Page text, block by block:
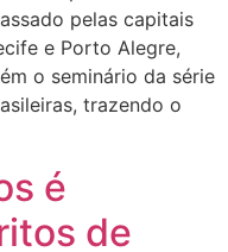
pelas capitais
e Porto Alegre,
o seminário da série
trazendo o
é
de